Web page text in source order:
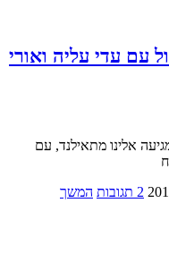
עם עדי עליה ואורי
אלינו מתאילנד, עם
2 תגובות המשך